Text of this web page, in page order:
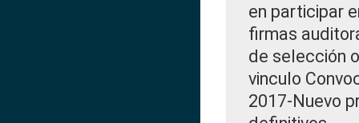
en participar
firmas
de selección
vinculo
2017-Nuevo